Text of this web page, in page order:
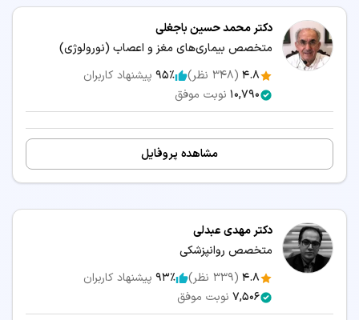
دکتر محمد حسین باجغلی
متخصص بیماری‌های مغز و اعصاب (نورولوژی)
4.8
(
348 نظر) 95٪ پیشنهاد کاربران
10,790 نوبت موفق
مشاهده پروفایل
دکتر مهدی عبدلی
متخصص روانپزشکی
4.8
(
339 نظر) 93٪ پیشنهاد کاربران
7,506 نوبت موفق